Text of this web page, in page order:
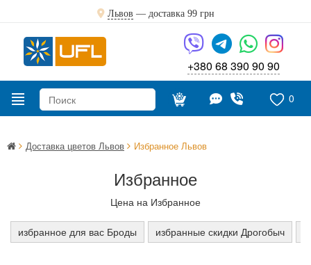
Львов — доставка 99 грн
+380 68 390 90 90
0
Доставка цветов Львов Избранное Львов
Избранное
Цена на Избранное
избранное для вас Броды избранные скидки Дрогобыч